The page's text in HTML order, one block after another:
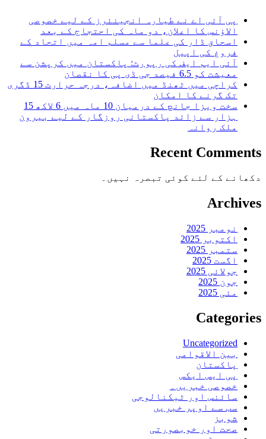
پی آئی اے نے طیارہ انجینئرز کے لیے خصوصی
الاؤنس کا اعلان، دو ماہ کی احتجاج کے بعد
اسحاق ڈار کی علما سے مسلم امہ میں اتحاد کے
فروغ کی اپیل
آئی ایم ایف کی رپورٹ: پاکستان میں کرپشن سے
معیشت کو 6.5 فیصد جی ڈی پی کا نقصان
کراچی میں ٹھنڈ میں اضافہ، درجہ حرارت 15 ڈگری
تک گرنے کا امکان
سخت ویزا جانچ کے درمیان 10 ماہ میں 6 لاکھ 15
ہزار سے زائد پاکستانی روزگار کے لیے بیرون
ملک روانہ
Recent Comments
دکھانے کے لئے کوئی تبصرہ نہیں۔
Archives
نومبر 2025
اکتوبر 2025
ستمبر 2025
اگست 2025
جولائی 2025
جون 2025
مئی 2025
Categories
Uncategorized
بین الاقوامی
پاکستان
پی ایس ایکس
خصوصی خبریں۔
سائنس اور ٹیکنالوجی
سب سے اوپر خبریں
شوبز
صحت اور خوبصورتی